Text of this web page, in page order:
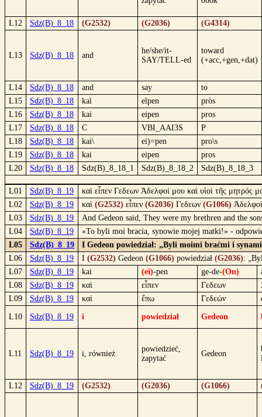
L12 Sdz(B)_8_18 (G2532) (G2036) (G4314)
L13 Sdz(B)_8_18 and
he/she/it-
SAY/TELL-ed
toward
(+acc,+gen,+dat)
L14 Sdz(B)_8_18 and say
to
L15
Sdz(B)_8_18 kaì eîpen
pròs
L16
Sdz(B)_8_18 kai eipen
pros
L17
Sdz(B)_8_18 C VBI_AAI3S
P
L18
Sdz(B)_8_18 kai\ ei)=pen
pro\s
L19
Sdz(B)_8_18 kai eipen
pros
L20
Sdz(B)_8_18 Sdz(B)_8_18_1 Sdz(B)_8_18_2 Sdz(B)_8_18_3
L01 Sdz(B)_8_19
καὶ εἶπεν Γεδεων Ἀδελφοί μου καὶ υἱοὶ τῆς μητρός
L02
Sdz(B)_8_19 καὶ (G2532) εἶπεν (G2036) Γεδεων (G1066)
L03
Sdz(B)_8_19
And Gedeon said, They were my brethren and the
L04
Sdz(B)_8_19
«To byli moi bracia, synowie mojej matki!» -
L05
Sdz(B)_8_19
I Gedeon powiedział: „Byli moimi braćmi i
L06
Sdz(B)_8_19 I (G2532) Gedeon (G1066) powiedział (G2036):
L07
Sdz(B)_8_19 kai (ei)-pen ge-de-(On)
L08
Sdz(B)_8_19 καὶ εἶπεν Γεδεων
L09
Sdz(B)_8_19 καί ἔπω Γεδεών
L10 Sdz(B)_8_19 i powiedział Gedeon
L11 Sdz(B)_8_19 i, również
powiedzieć,
zapytać
Gedeon
L12 Sdz(B)_8_19 (G2532) (G2036) (G1066)